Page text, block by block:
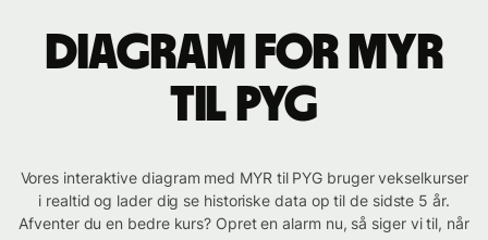
Diagram for MYR
til PYG
Vores interaktive diagram med MYR til PYG bruger vekselkurser
i realtid og lader dig se historiske data op til de sidste 5 år.
Afventer du en bedre kurs? Opret en alarm nu, så siger vi til, når